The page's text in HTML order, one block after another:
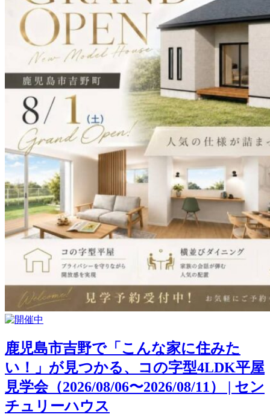
鹿児島市吉野で「こんな家に住みた
い！」が見つかる、コの字型4LDK平屋
見学会（2026/08/06〜2026/08/11） | セン
チュリーハウス